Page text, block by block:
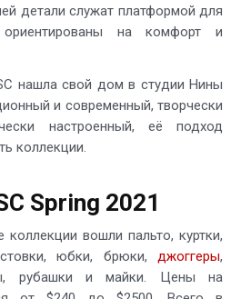
детали служат платформой для
на комфорт и
нашла свой дом в студии Нины
и современный, творчески
настроенный, её подход
коллекции.
Spring 2021
коллекции вошли пальто, куртки,
юбки, брюки, джоггеры,
рубашки и майки. Цены на